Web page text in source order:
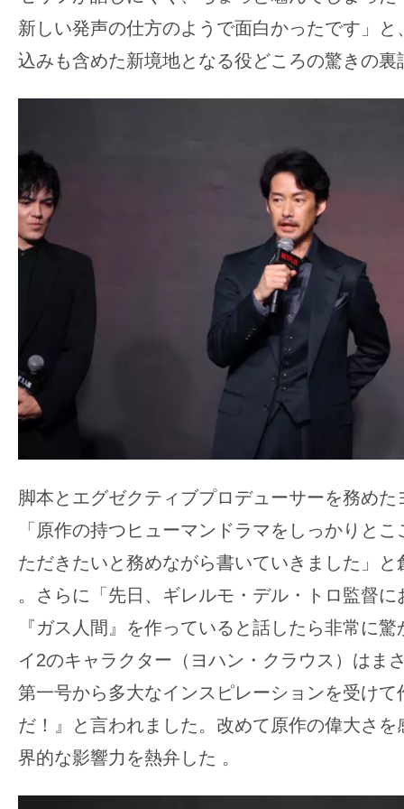
新しい発声の仕方のようで面白かったです」
込みも含めた新境地となる役どころの驚きの
脚本とエグゼクティブプロデューサーを務め
「原作の持つヒューマンドラマをしっかりと
ただきたいと務めながら書いていきました」
。さらに「先日、ギレルモ・デル・トロ監督
『ガス人間』を作っていると話したら非常に
イ2のキャラクター（ヨハン・クラウス）はま
第一号から多大なインスピレーションを受けて
だ！』と言われました。改めて原作の偉大さ
界的な影響力を熱弁した 。